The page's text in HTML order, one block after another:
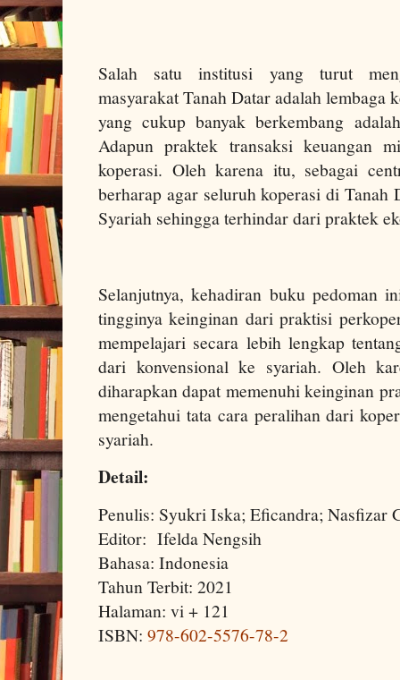
Salah satu institusi yang turut
masyarakat Tanah Datar adalah lembaga
yang cukup banyak berkembang
Adapun praktek transaksi keuangan
koperasi. Oleh karena itu, sebagai
berharap agar seluruh koperasi di Tanah
Syariah sehingga terhindar dari praktek
Selanjutnya, kehadiran buku pedoman
tingginya keinginan dari praktisi
mempelajari secara lebih lengkap
dari konvensional ke syariah. Oleh
diharapkan dapat memenuhi keinginan
mengetahui tata cara peralihan dari
syariah.
Detail:
Penulis: Syukri Iska; Eficandra; Nasfizar
Editor: Ifelda Nengsih
Bahasa: Indonesia
Tahun Terbit: 2021
Halaman: vi + 121
ISBN: 978-602-5576-78-2